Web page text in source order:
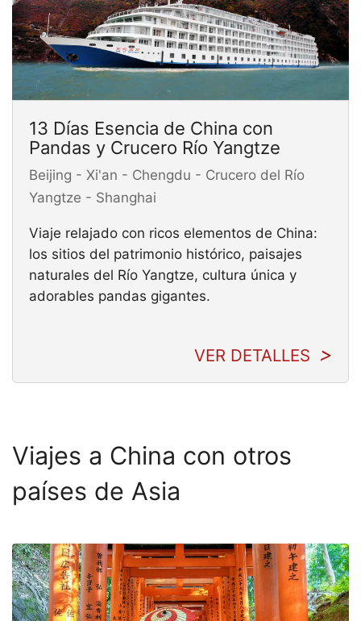
13 Días Esencia de China con
Pandas y Crucero Río Yangtze
Beijing - Xi'an - Chengdu - Crucero del Río
Yangtze - Shanghai
Viaje relajado con ricos elementos de China:
los sitios del patrimonio histórico, paisajes
naturales del Río Yangtze, cultura única y
adorables pandas gigantes.
VER DETALLES
Viajes a China con otros
países de Asia